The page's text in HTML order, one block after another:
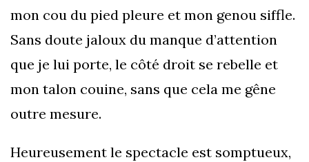
mon cou du pied pleure et mon genou siffle.
Sans doute jaloux du manque d’attention
que je lui porte, le côté droit se rebelle et
mon talon couine, sans que cela me gêne
outre mesure.
Heureusement le spectacle est somptueux,